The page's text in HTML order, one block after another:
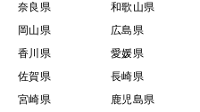
奈良県
和歌山県
岡山県
広島県
香川県
愛媛県
佐賀県
長崎県
宮崎県
鹿児島県